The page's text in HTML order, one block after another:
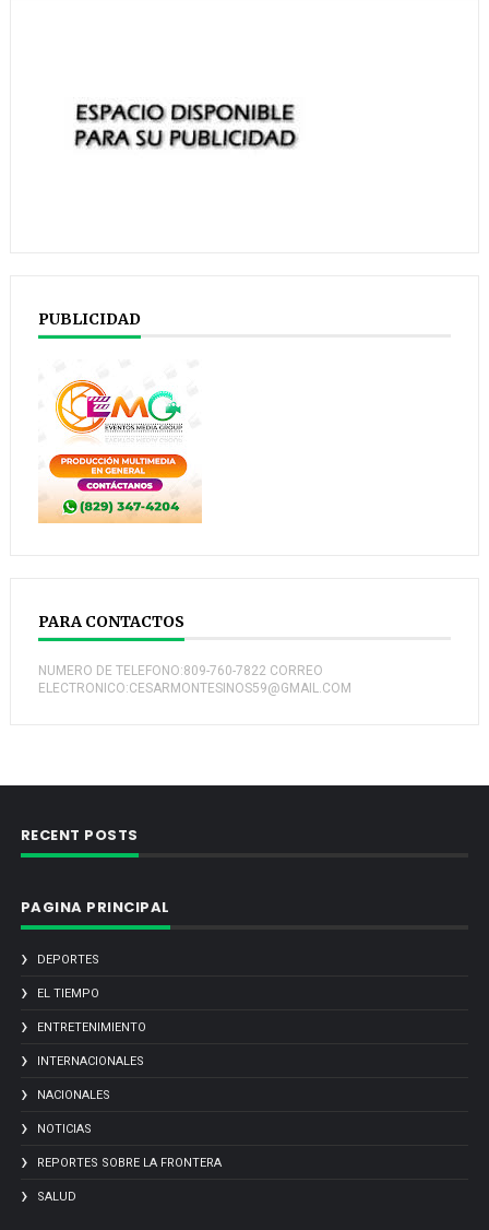
PUBLICIDAD
PARA CONTACTOS
NUMERO DE TELEFONO:809-760-7822 CORREO
ELECTRONICO:CESARMONTESINOS59@GMAIL.COM
RECENT POSTS
PAGINA PRINCIPAL
DEPORTES
EL TIEMPO
ENTRETENIMIENTO
INTERNACIONALES
NACIONALES
NOTICIAS
REPORTES SOBRE LA FRONTERA
SALUD